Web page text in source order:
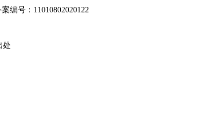
编号：11010802020122
处